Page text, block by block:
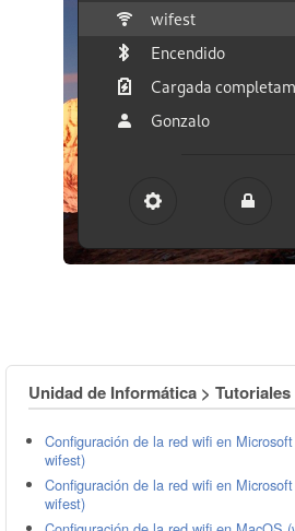
Unidad de Informática > Tutoriales
Configuración de la red wifi en
wifest)
Configuración de la red wifi en
wifest)